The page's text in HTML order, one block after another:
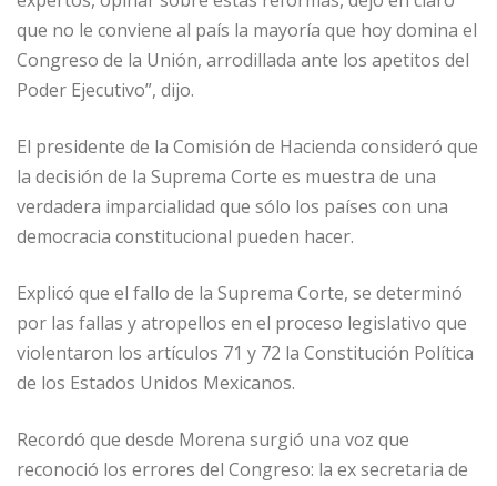
que no le conviene al país la mayoría que hoy domina el
Congreso de la Unión, arrodillada ante los apetitos del
Poder Ejecutivo”, dijo.
El presidente de la Comisión de Hacienda consideró que
la decisión de la Suprema Corte es muestra de una
verdadera imparcialidad que sólo los países con una
democracia constitucional pueden hacer.
Explicó que el fallo de la Suprema Corte, se determinó
por las fallas y atropellos en el proceso legislativo que
violentaron los artículos 71 y 72 la Constitución Política
de los Estados Unidos Mexicanos.
Recordó que desde Morena surgió una voz que
reconoció los errores del Congreso: la ex secretaria de